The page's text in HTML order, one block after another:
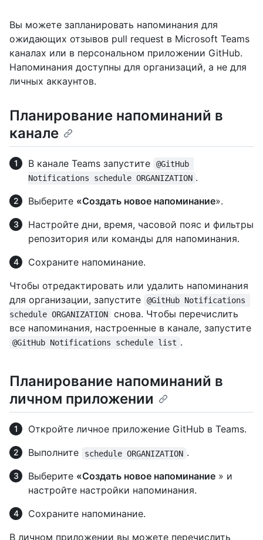
Вы можете запланировать напоминания для
ожидающих отзывов pull request в Microsoft Teams
каналах или в персональном приложении GitHub.
Напоминания доступны для организаций, а не для
личных аккаунтов.
Планирование напоминаний в
канале
В канале Teams запустите
@GitHub
Notifications schedule ORGANIZATION .
Выберите «Создать новое напоминание».
Настройте дни, время, часовой пояс и фильтры
репозитория или команды для напоминания.
Сохраните напоминание.
Чтобы отредактировать или удалить напоминания
для организации, запустите
@GitHub Notifications
schedule ORGANIZATION
снова. Чтобы перечислить
все напоминания, настроенные в канале, запустите
@GitHub Notifications schedule list .
Планирование напоминаний в
личном приложении
Откройте личное приложение GitHub в Teams.
Выполните
schedule ORGANIZATION .
Выберите «Создать новое напоминание » и
настройте настройки напоминания.
Сохраните напоминание.
В личном приложении вы можете перечислить